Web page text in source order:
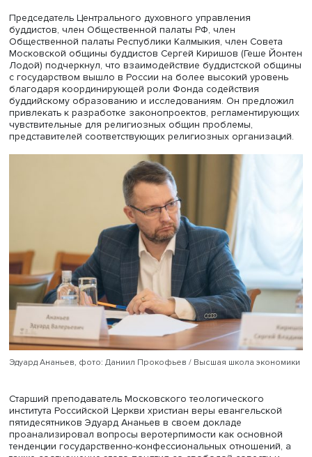
Татьяна Бернюкевич, фото: Даниил Прокофьев / Высшая
экономики
О буддийских идеях в культуре России конца XIX —
века в контексте вопросов веротерпимости и о
кафедры социально-гуманитарных наук и технологий
Московского государственного строительного
Татьяна Бернюкевич. Она назвала два основных
1905 года, напрямую касающихся буддистов: во-
ламаиты отныне переставали обозначаться в правовых
документах как идолопоклонники и язычники; во-
разрешалось возвращение новообращенных христиан
изначально исповедуемую ими нехристианскую веру.
также отметила важную внешнеполитическую роль
укрепления отношений государства и буддизма в
века в аспекте вступления Российской империи в т.н.
«Большую игру».
Доцент кафедры конституционного права Санкт-
Петербургского государственного университета
Кондуров затронул вопросы истории и социологии
Семантическое ядро светского государства в той или
степени сложилось в результате религиозных войн,
место в Европе в XVI–XVII веках, и изначально было
не с религиозной свободой, а с отстранением
деятелей от принятия ключевых политических решений.